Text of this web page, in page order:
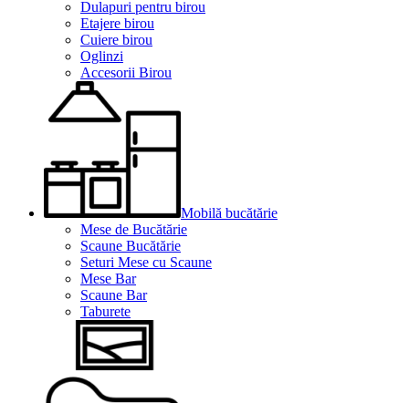
Dulapuri pentru birou
Etajere birou
Cuiere birou
Oglinzi
Accesorii Birou
Mobilă bucătărie
Mese de Bucătărie
Scaune Bucătărie
Seturi Mese cu Scaune
Mese Bar
Scaune Bar
Taburete